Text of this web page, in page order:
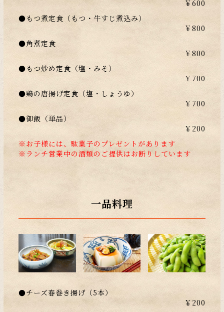
￥600
●もつ煮定食（もつ・牛すじ煮込み）
￥800
●角煮定食
￥800
●もつ炒め定食（塩・みそ）
￥700
●鶏の唐揚げ定食（塩・しょうゆ）
￥700
●御飯（単品）
￥200
※お子様には、駄菓子のプレゼントがあります
※ランチ営業中の酒類のご提供はお断りしています
一品料理
●チーズ春巻き揚げ（5本）
￥200